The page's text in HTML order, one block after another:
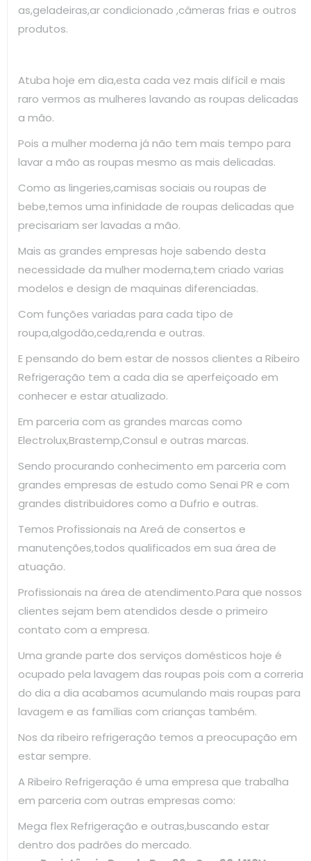
as,geladeiras,ar condicionado ,câmeras frias e outros
produtos.
Atuba hoje em dia,esta cada vez mais difícil e mais
raro vermos as mulheres lavando as roupas delicadas
a mão.
Pois a mulher moderna já não tem mais tempo para
lavar a mão as roupas mesmo as mais delicadas.
Como as lingeries,camisas sociais ou roupas de
bebe,temos uma infinidade de roupas delicadas que
precisariam ser lavadas a mão.
Mais as grandes empresas hoje sabendo desta
necessidade da mulher moderna,tem criado varias
modelos e design de maquinas diferenciadas.
Com funções variadas para cada tipo de
roupa,algodão,ceda,renda e outras.
E pensando do bem estar de nossos clientes a Ribeiro
Refrigeração tem a cada dia se aperfeiçoado em
conhecer e estar atualizado.
Em parceria com as grandes marcas como
Electrolux,Brastemp,Consul e outras marcas.
Sendo procurando conhecimento em parceria com
grandes empresas de estudo como Senai PR e com
grandes distribuidores como a Dufrio e outras.
Temos Profissionais na Areá de consertos e
manutenções,todos qualificados em sua área de
atuação.
Profissionais na área de atendimento.Para que nossos
clientes sejam bem atendidos desde o primeiro
contato com a empresa.
Uma grande parte dos serviços domésticos hoje é
ocupado pela lavagem das roupas pois com a correria
do dia a dia acabamos acumulando mais roupas para
lavagem e as famílias com crianças também.
Nos da ribeiro refrigeração temos a preocupação em
estar sempre.
A Ribeiro Refrigeração é uma empresa que trabalha
em parceria com outras empresas como:
Mega flex Refrigeração e outras,buscando estar
dentro dos padrões do mercado.